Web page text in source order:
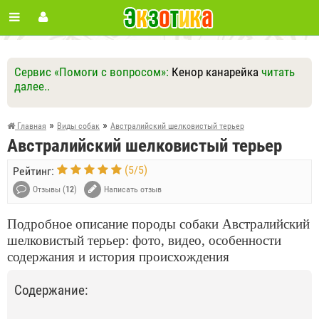
Сервис «Помоги с вопросом»: Кенор канарейка читать
далее..
Ответить Другие вопросы
Задать вопрос
Главная » Виды собак » Австралийский шелковистый терьер
Австралийский шелковистый терьер
Рейтинг: (5/5)
Отзывы (12) Написать отзыв
Подробное описание породы собаки Австралийский
шелковистый терьер: фото, видео, особенности
содержания и история происхождения
Содержание: